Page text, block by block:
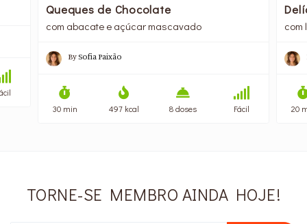
Queques de Chocolate
com abacate e açúcar mascavado
BySofia Paixão
30 min 497 kcal 8 doses Fácil
com
20
TORNE-SE MEMBRO AINDA HOJE!